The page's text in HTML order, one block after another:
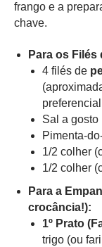
frango e a
chave.
Para os Filés
4 filés de
Sal a gosto
Pimenta-
1/2 colher
1/2 colher
Para a
crocância!):
1º Prato
trigo (ou